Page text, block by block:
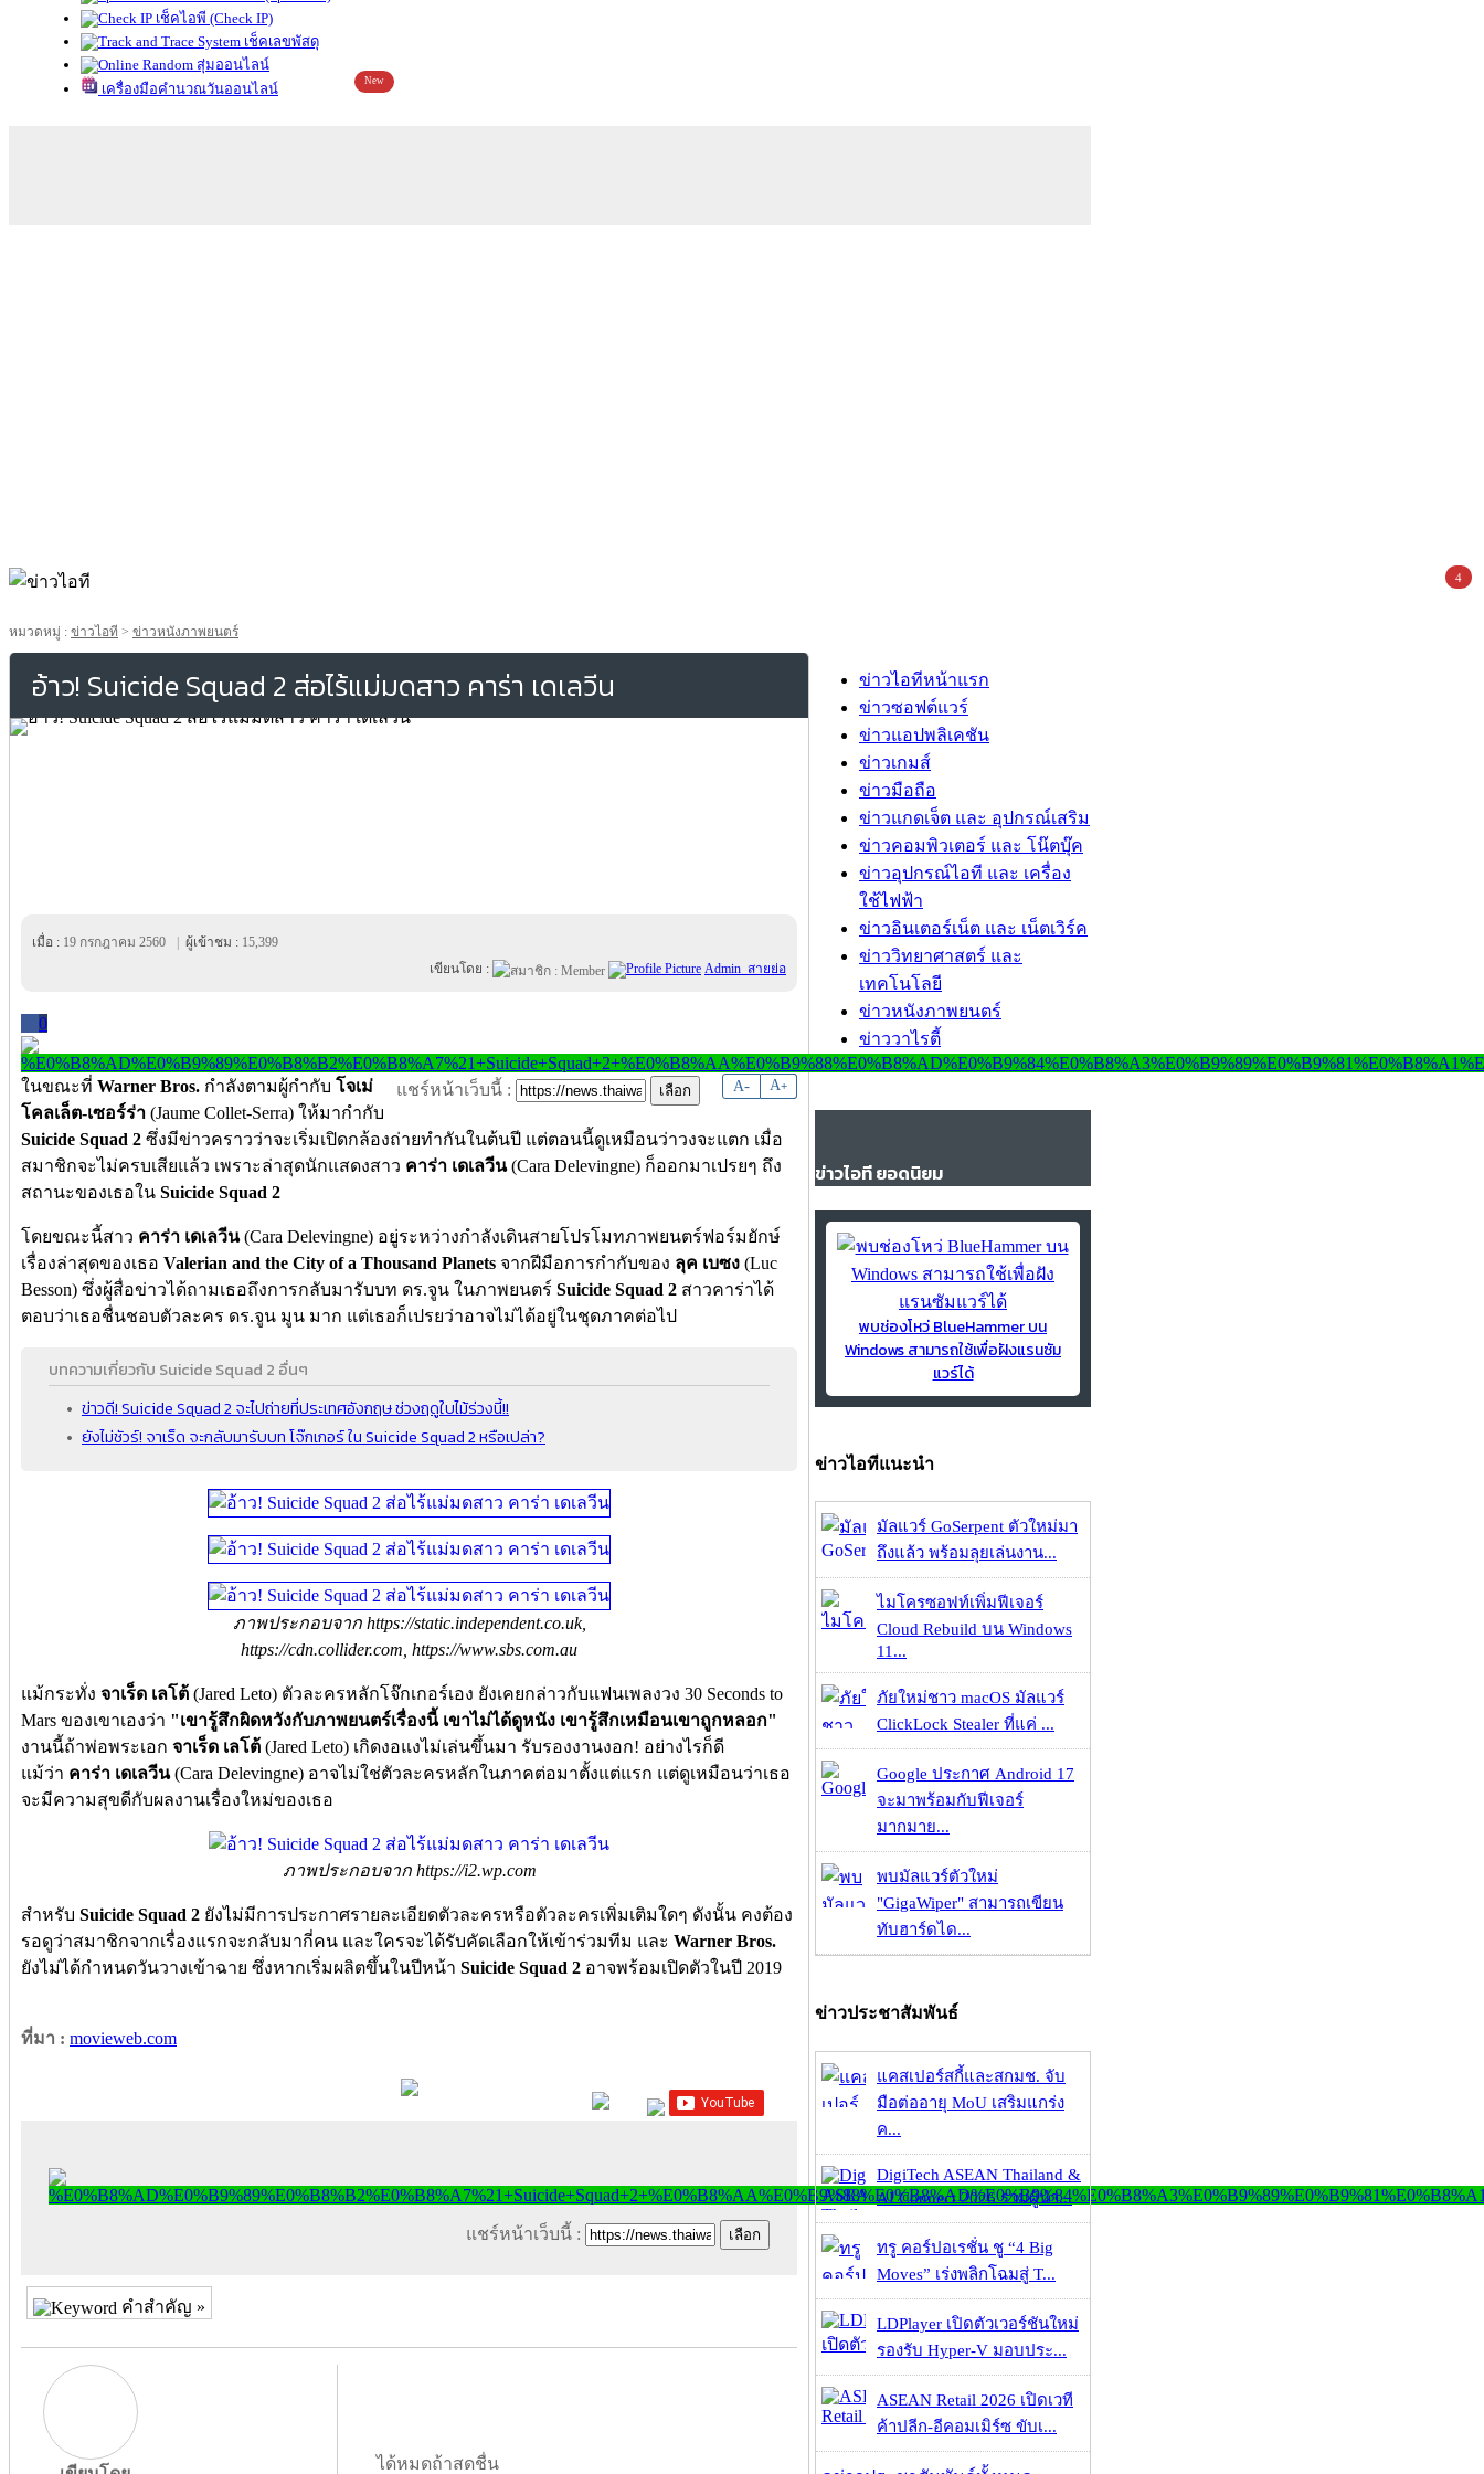
เช็คไอพี (Check IP)
เช็คเลขพัสดุ
สุ่มออนไลน์
เครื่องมือคำนวณวันออนไลน์
New
หมวดหมู่ : ข่าวไอที > ข่าวหนังภาพยนตร์
อ้าว! Suicide Squad 2 ส่อไร้แม่มดสาว คาร่า เดเลวีน
เมื่อ : 19 กรกฎาคม 2560 ผู้เข้าชม : 15,399
เขียนโดย :
Admin_สายย่อ
0
A- A+
แชร์หน้าเว็บนี้ :
ในขณะที่ Warner Bros. กำลังตามผู้กำกับ โจเม่
โคลเล็ต-เซอร์ร่า (Jaume Collet-Serra) ให้มากำกับ
Suicide Squad 2 ซึ่งมีข่าวคราวว่าจะเริ่มเปิดกล้องถ่ายทำกันในต้นปี แต่ตอนนี้ดูเหมือนว่าวงจะแตก เมื่อ
สมาชิกจะไม่ครบเสียแล้ว เพราะล่าสุดนักแสดงสาว คาร่า เดเลวีน(Cara Delevingne) ก็ออกมาเปรยๆ ถึง
สถานะของเธอใน Suicide Squad 2
โดยขณะนี้สาว คาร่า เดเลวีน(Cara Delevingne) อยู่ระหว่างกำลังเดินสายโปรโมทภาพยนตร์ฟอร์มยักษ์
เรื่องล่าสุดของเธอ Valerian and the City of a Thousand Planets จากฝีมือการกำกับของ ลุค เบซง (Luc
Besson) ซึ่งผู้สื่อข่าวได้ถามเธอถึงการกลับมารับบท ดร.จูน ในภาพยนตร์ Suicide Squad 2 สาวคาร่าได้
ตอบว่าเธอชื่นชอบตัวละคร ดร.จูน มูน มาก แต่เธอก็เปรยว่าอาจไม่ได้อยู่ในชุดภาคต่อไป
บทความเกี่ยวกับ Suicide Squad 2 อื่นๆ
ข่าวดี! Suicide Squad 2 จะไปถ่ายที่ประเทศอังกฤษ ช่วงฤดูใบไม้ร่วงนี้!!
ยังไม่ชัวร์! จาเร็ด จะกลับมารับบท โจ๊กเกอร์ ใน Suicide Squad 2 หรือเปล่า?
ภาพประกอบจาก https://static.independent.co.uk,
https://cdn.collider.com, https://www.sbs.com.au
แม้กระทั่ง จาเร็ด เลโต้ (Jared Leto) ตัวละครหลักโจ๊กเกอร์เอง ยังเคยกล่าวกับแฟนเพลงวง 30 Seconds to
Mars ของเขาเองว่า "เขารู้สึกผิดหวังกับภาพยนตร์เรื่องนี้ เขาไม่ได้ดูหนัง เขารู้สึกเหมือนเขาถูกหลอก"
งานนี้ถ้าพ่อพระเอก จาเร็ด เลโต้ (Jared Leto) เกิดงอแงไม่เล่นขึ้นมา รับรองงานงอก! อย่างไรก็ดี
แม้ว่า คาร่า เดเลวีน(Cara Delevingne) อาจไม่ใช่ตัวละครหลักในภาคต่อมาตั้งแต่แรก แต่ดูเหมือนว่าเธอ
จะมีความสุขดีกับผลงานเรื่องใหม่ของเธอ
ภาพประกอบจาก https://i2.wp.com
สำหรับ Suicide Squad 2 ยังไม่มีการประกาศรายละเอียดตัวละครหรือตัวละครเพิ่มเติมใดๆ ดังนั้น คงต้อง
รอดูว่าสมาชิกจากเรื่องแรกจะกลับมากี่คน และใครจะได้รับคัดเลือกให้เข้าร่วมทีม และ Warner Bros.
ยังไม่ได้กำหนดวันวางเข้าฉาย ซึ่งหากเริ่มผลิตขึ้นในปีหน้า Suicide Squad 2 อาจพร้อมเปิดตัวในปี 2019
ที่มา : movieweb.com
แชร์หน้าเว็บนี้ :
คำสำคัญ »
ได้หมดถ้าสดชื่น
ข่าวไอทีหน้าแรก
ข่าวซอฟต์แวร์
ข่าวแอปพลิเคชัน
ข่าวเกมส์
ข่าวมือถือ
ข่าวแกดเจ็ต และ อุปกรณ์เสริม
ข่าวคอมพิวเตอร์ และ โน๊ตบุ๊ค
ข่าวอุปกรณ์ไอที และ เครื่อง
ใช้ไฟฟ้า
ข่าวอินเตอร์เน็ต และ เน็ตเวิร์ค
ข่าววิทยาศาสตร์ และ
เทคโนโลยี
ข่าวหนังภาพยนตร์
ข่าววาไรตี้
ข่าวไอที ยอดนิยม
พบช่องโหว่ BlueHammer บน
Windows สามารถใช้เพื่อฝังแรนซัม
แวร์ได้
ข่าวไอทีแนะนำ
มัลแวร์ GoSerpent ตัวใหม่มา
ถึงแล้ว พร้อมลุยเล่นงาน...
ไมโครซอฟท์เพิ่มฟีเจอร์
Cloud Rebuild บน Windows
11...
ภัยใหม่ชาว macOS มัลแวร์
ClickLock Stealer ที่แค่ ...
Google ประกาศ Android 17
จะมาพร้อมกับฟีเจอร์
มากมาย...
พบมัลแวร์ตัวใหม่
"GigaWiper" สามารถเขียน
ทับฮาร์ดได...
ข่าวประชาสัมพันธ์
แคสเปอร์สกี้และสกมช. จับ
มือต่ออายุ MoU เสริมแกร่ง
ค...
DigiTech ASEAN Thailand &
AI Connect 2026 รวมผู้นำ...
ทรู คอร์ปอเรชั่น ชู “4 Big
Moves” เร่งพลิกโฉมสู่ T...
LDPlayer เปิดตัวเวอร์ชันใหม่
รองรับ Hyper-V มอบประ...
ASEAN Retail 2026 เปิดเวที
ค้าปลีก-อีคอมเมิร์ซ ขับเ...
4